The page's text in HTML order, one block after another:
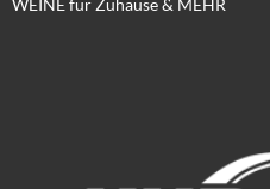
WEINE für Zuhause & MEHR